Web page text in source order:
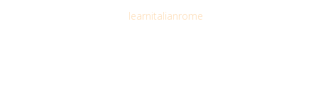
learnitalianrome